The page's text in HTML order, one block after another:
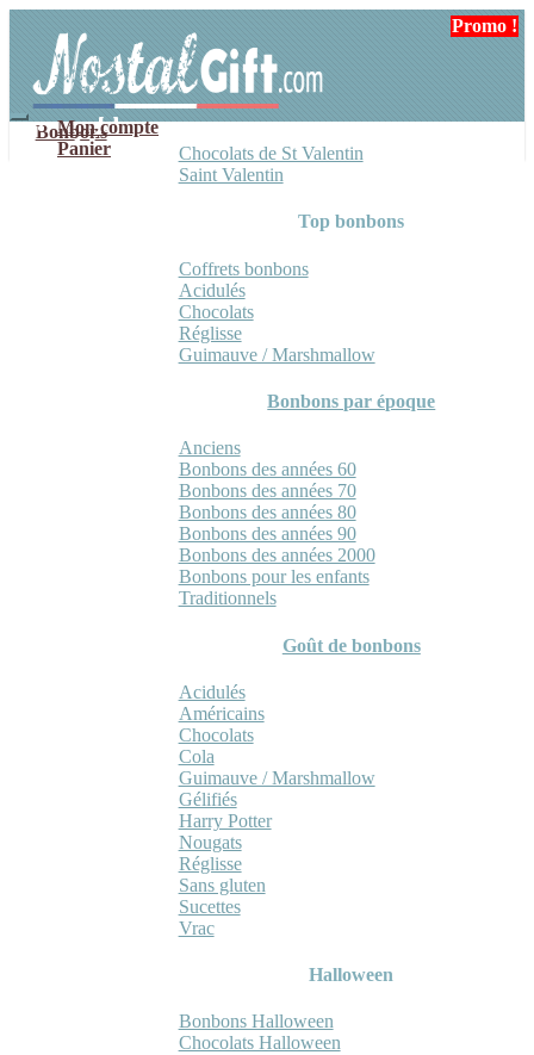
navigation
contenu
Mon compte
Panier
Bonbons
Chocolats de St Valentin
Saint Valentin
Top bonbons
Coffrets bonbons
Acidulés
Chocolats
Réglisse
Guimauve / Marshmallow
Bonbons par époque
Anciens
Bonbons des années 60
Bonbons des années 70
Bonbons des années 80
Bonbons des années 90
Bonbons des années 2000
Bonbons pour les enfants
Traditionnels
Goût de bonbons
Acidulés
Américains
Chocolats
Cola
Guimauve / Marshmallow
Gélifiés
Harry Potter
Nougats
Réglisse
Sans gluten
Sucettes
Vrac
Halloween
Bonbons Halloween
Chocolats Halloween
Promo !
Promo !
Promo !